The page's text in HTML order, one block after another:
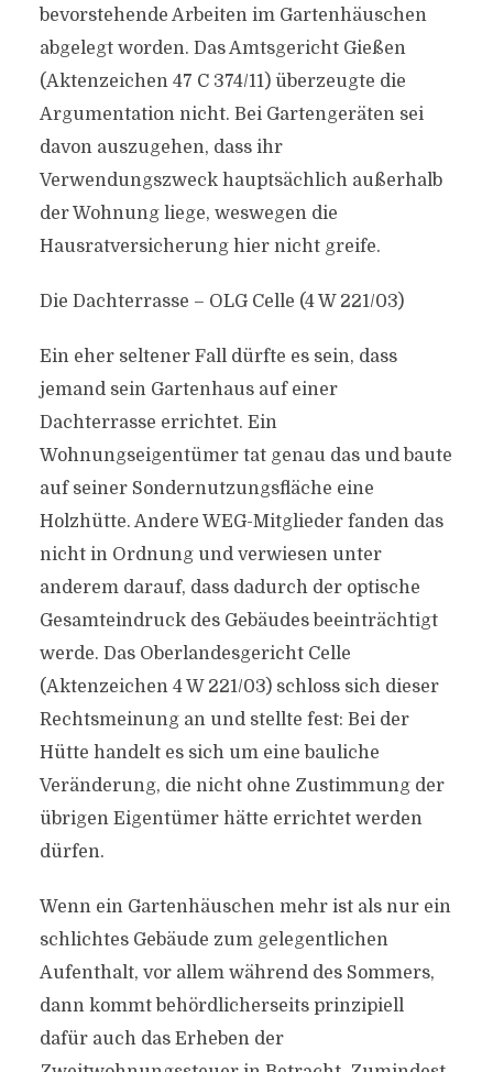
bevorstehende Arbeiten im Gartenhäuschen
abgelegt worden. Das Amtsgericht Gießen
(Aktenzeichen 47 C 374/11) überzeugte die
Argumentation nicht. Bei Gartengeräten sei
davon auszugehen, dass ihr
Verwendungszweck hauptsächlich außerhalb
der Wohnung liege, weswegen die
Hausratversicherung hier nicht greife.
Die Dachterrasse – OLG Celle (4 W 221/03)
Ein eher seltener Fall dürfte es sein, dass
jemand sein Gartenhaus auf einer
Dachterrasse errichtet. Ein
Wohnungseigentümer tat genau das und baute
auf seiner Sondernutzungsfläche eine
Holzhütte. Andere WEG-Mitglieder fanden das
nicht in Ordnung und verwiesen unter
anderem darauf, dass dadurch der optische
Gesamteindruck des Gebäudes beeinträchtigt
werde. Das Oberlandesgericht Celle
(Aktenzeichen 4 W 221/03) schloss sich dieser
Rechtsmeinung an und stellte fest: Bei der
Hütte handelt es sich um eine bauliche
Veränderung, die nicht ohne Zustimmung der
übrigen Eigentümer hätte errichtet werden
dürfen.
Wenn ein Gartenhäuschen mehr ist als nur ein
schlichtes Gebäude zum gelegentlichen
Aufenthalt, vor allem während des Sommers,
dann kommt behördlicherseits prinzipiell
dafür auch das Erheben der